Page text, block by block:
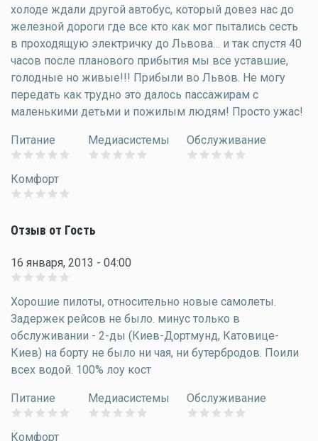
холоде ждали другой автобус, который довез нас до
железной дороги где все кто как мог пытались сесть
в проходящую электричку до Львова… и так спустя 40
часов после планового прибытия мы все уставшие,
голодные но живые!!! Прибыли во Львов. Не могу
передать как трудно это далось пассажирам с
маленькими детьми и пожилым людям! Просто ужас!
Питание Медиасистемы Обслуживание
Комфорт
Отзыв от Гость
16 января, 2013 - 04:00
Хорошие пилоты, относительно новые самолеты.
Задержек рейсов не было. минус только в
обслуживании - 2-ды (Киев-Дортмунд, Катовице-
Киев) на борту не было ни чая, ни бутербродов. Поили
всех водой. 100% лоу кост
Питание Медиасистемы Обслуживание
Комфорт